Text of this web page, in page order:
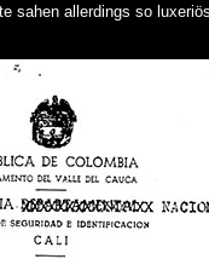
sahen allerdings so